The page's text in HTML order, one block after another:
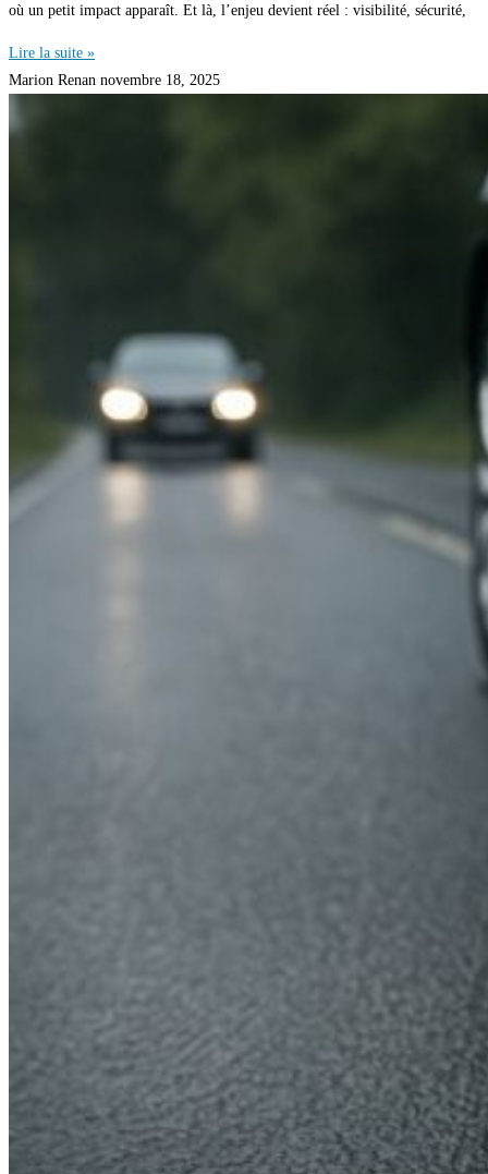
où un petit impact apparaît. Et là, l’enjeu devient réel : visibilité, sécurité,
Lire la suite »
Marion Renan novembre 18, 2025